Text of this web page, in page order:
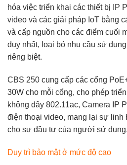
hóa việc triển khai các thiết bị IP
video và các giải pháp IoT bằng
và cấp nguồn cho các điểm cuối
duy nhất, loại bỏ nhu cầu sử
riêng biệt.
CBS 250 cung cấp các cổng
30W cho mỗi cổng, cho phép
không dây 802.11ac, Camera IP
điện thoại video, mang lại sự linh
cho sự đầu tư của người sử dụng.
Duy trì bảo mật ở mức độ cao